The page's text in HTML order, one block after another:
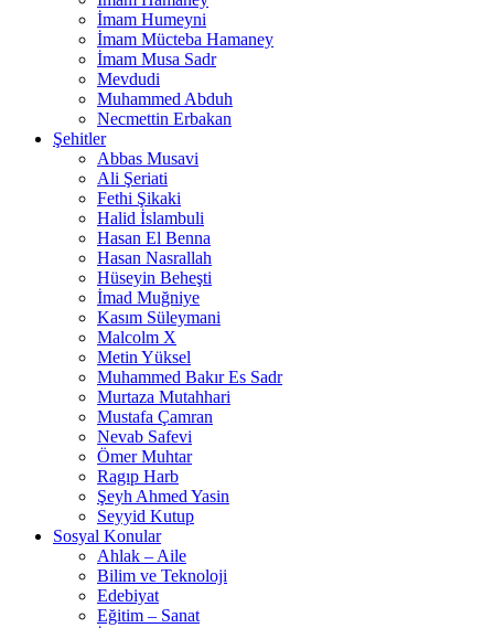
İmam Humeyni
İmam Mücteba Hamaney
İmam Musa Sadr
Mevdudi
Muhammed Abduh
Necmettin Erbakan
Şehitler
Abbas Musavi
Ali Şeriati
Fethi Şikaki
Halid İslambuli
Hasan El Benna
Hasan Nasrallah
Hüseyin Beheşti
İmad Muğniye
Kasım Süleymani
Malcolm X
Metin Yüksel
Muhammed Bakır Es Sadr
Murtaza Mutahhari
Mustafa Çamran
Nevab Safevi
Ömer Muhtar
Ragıp Harb
Şeyh Ahmed Yasin
Seyyid Kutup
Sosyal Konular
Ahlak – Aile
Bilim ve Teknoloji
Edebiyat
Eğitim – Sanat